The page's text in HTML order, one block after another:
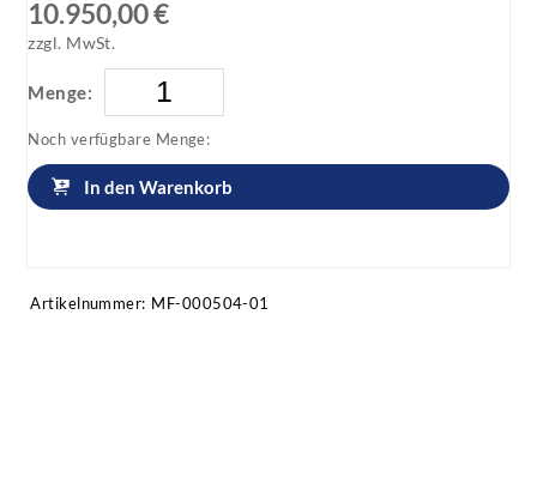
10.950,00 €
zzgl. MwSt.
Menge:
Noch verfügbare Menge:
In den Warenkorb
Artikelnummer: MF-000504-01